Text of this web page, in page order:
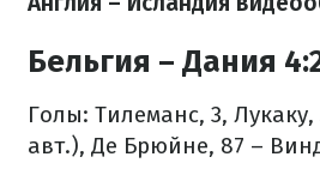
Бельгия – Дания
Голы: Тилеманс, 3,
авт.), Де Брюйне, 87 –